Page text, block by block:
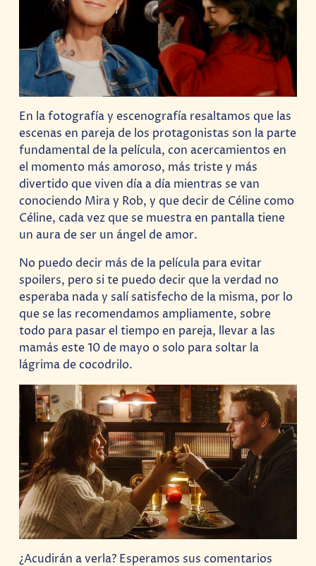
En la fotografía y escenografía resaltamos que las
escenas en pareja de los protagonistas son la parte
fundamental de la película, con acercamientos en
el momento más amoroso, más triste y más
divertido que viven día a día mientras se van
conociendo Mira y Rob, y que decir de Céline como
Céline, cada vez que se muestra en pantalla tiene
un aura de ser un ángel de amor.
No puedo decir más de la película para evitar
spoilers, pero si te puedo decir que la verdad no
esperaba nada y salí satisfecho de la misma, por lo
que se las recomendamos ampliamente, sobre
todo para pasar el tiempo en pareja, llevar a las
mamás este 10 de mayo o solo para soltar la
lágrima de cocodrilo.
¿Acudirán a verla? Esperamos sus comentarios